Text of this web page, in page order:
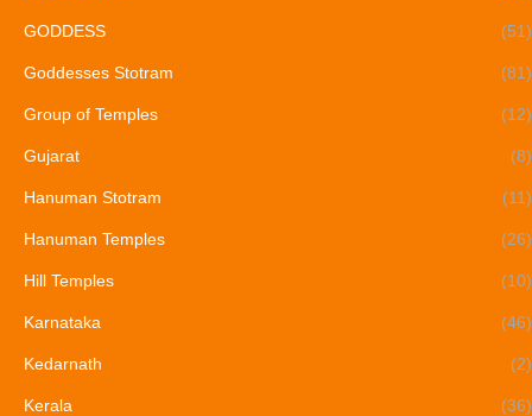
GODDESS (51)
Goddesses Stotram (81)
Group of Temples (12)
Gujarat (8)
Hanuman Stotram (11)
Hanuman Temples (26)
Hill Temples (10)
Karnataka (46)
Kedarnath (2)
Kerala (36)